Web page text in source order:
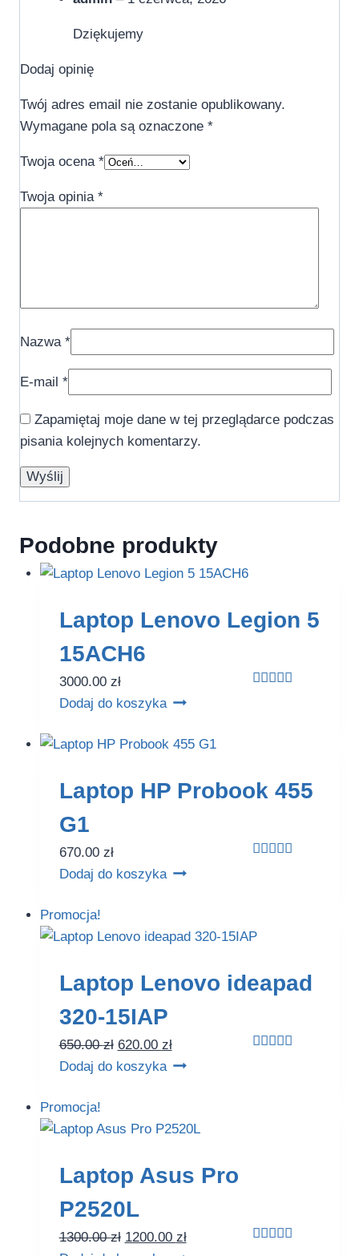
Dziękujemy
Dodaj opinię
Twój adres email nie zostanie opublikowany.
Wymagane pola są oznaczone *
Twoja ocena *
Twoja opinia *
Nazwa *
E-mail *
Zapamiętaj moje dane w tej przeglądarce podczas
pisania kolejnych komentarzy.
Podobne produkty
Laptop Lenovo Legion 5
15ACH6
3000.00 zł
Dodaj do koszyka
Laptop HP Probook 455
G1
670.00 zł
Dodaj do koszyka
Promocja!
Laptop Lenovo ideapad
320-15IAP
650.00zł 620.00 zł
Dodaj do koszyka
Promocja!
Laptop Asus Pro
P2520L
1300.00zł 1200.00 zł